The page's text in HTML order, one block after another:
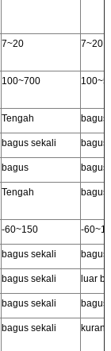
7~20 7~20
100~700
Tengah bagus
bagus sekali bagus
bagus bagus
Tengah bagus
-60~150 -
bagus sekali bagus
bagus sekali luar
bagus sekali bagus
bagus sekali